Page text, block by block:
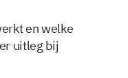
en welke
uitleg bij